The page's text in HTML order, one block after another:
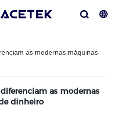
as modernas máquinas
as modernas
dinheiro